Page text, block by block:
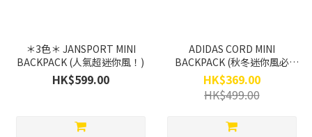
＊3色＊ JANSPORT MINI
BACKPACK (人氣超迷你風！)
HK$599.00
ADIDAS CORD MINI
BACKPACK (秋冬迷你風必
點！)
HK$369.00
HK$499.00